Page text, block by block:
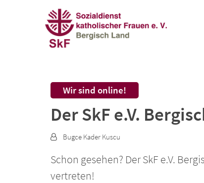
Zum Inhalt springen
Wir sind online!
Der SkF e.V.
Von: Bugce Kader Kuscu
Schon gesehen? Der SkF e.V.
vertreten!